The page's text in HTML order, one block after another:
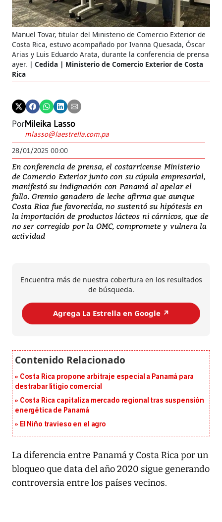
Manuel Tovar, titular del Ministerio de Comercio Exterior de
Costa Rica, estuvo acompañado por Ivanna Quesada, Óscar
Arias y Luis Eduardo Arata, durante la conferencia de prensa
ayer.
Cedida | Ministerio de Comercio Exterior de Costa
Rica
PorMileika Lasso
mlasso@laestrella.com.pa
28/01/2025 00:00
En conferencia de prensa, el costarricense Ministerio
de Comercio Exterior junto con su cúpula empresarial,
manifestó su indignación con Panamá al apelar el
fallo. Gremio ganadero de leche afirma que aunque
Costa Rica fue favorecida, no sustentó su hipótesis en
la importación de productos lácteos ni cárnicos, que de
no ser corregido por la OMC, compromete y vulnera la
actividad
Encuentra más de nuestra cobertura en los resultados
de búsqueda.
Agrega La Estrella en Google ↗️
Costa Rica propone arbitraje especial a Panamá para
destrabar litigio comercial
Costa Rica capitaliza mercado regional tras suspensión
energética de Panamá
El Niño travieso en el agro
La diferencia entre Panamá y Costa Rica por un
bloqueo que data del año 2020 sigue generando
controversia entre los países vecinos.